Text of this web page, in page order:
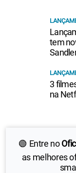
🟢 Entre no
as melhores
tem
3
na